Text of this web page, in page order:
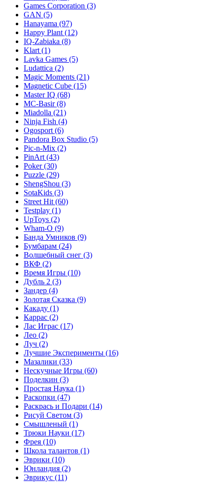
Games Corporation (3)
GAN (5)
Hanayama (97)
Happy Plant (12)
IQ-Zabiaka (8)
Klart (1)
Lavka Games (5)
Ludattica (2)
Magic Moments (21)
Magnetic Cube (15)
Master IQ (68)
MC-Basir(8)
Miadolla (21)
Ninja Fish (4)
Ogosport (6)
Pandora Box Studio (5)
Pic-n-Mix (2)
PinArt (43)
Poker(30)
Puzzle (29)
ShengShou (3)
SotaKids (3)
Street Hit (60)
Testplay (1)
UpToys (2)
Wham-O (9)
Банда Умников (9)
Бумбарам (24)
Волшебный снег (3)
ВКФ (2)
Время Игры (10)
Дубль 2 (3)
Зандер (4)
Золотая Сказка (9)
Какаду (1)
Каррас (2)
Лас Играс (17)
Лео (2)
Луч (2)
Лучшие Эксперименты (16)
Мазалики (33)
Нескучные Игры (60)
Поделкин (3)
Простая Наука (1)
Раскопки (47)
Раскрась и Подари (14)
Рисуй Светом (3)
Смышленый (1)
Трюки Науки (17)
Фрея (10)
Школа талантов (1)
Эврики (10)
Юнландия (2)
Эврикус (11)